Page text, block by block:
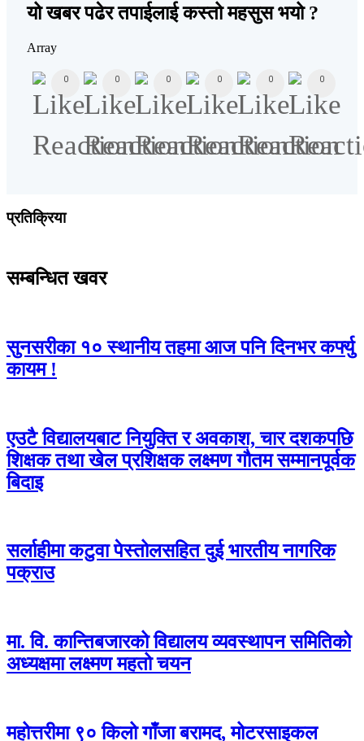
यो खबर पढेर तपाईलाई कस्तो महसुस भयो ?
Array
0 0 0 0 0 0
प्रतिक्रिया
सम्बन्धित खवर
सुनसरीका १० स्थानीय तहमा आज पनि दिनभर कर्फ्यु
कायम !
एउटै विद्यालयबाट नियुक्ति र अवकाश, चार दशकपछि
शिक्षक तथा खेल प्रशिक्षक लक्ष्मण गौतम सम्मानपूर्वक
बिदाइ
सर्लाहीमा कटुवा पेस्तोलसहित दुई भारतीय नागरिक
पक्राउ
मा. वि. कान्तिबजारको विद्यालय व्यवस्थापन समितिको
अध्यक्षमा लक्ष्मण महतो चयन
महोत्तरीमा ९० किलो गाँजा बरामद, मोटरसाइकल